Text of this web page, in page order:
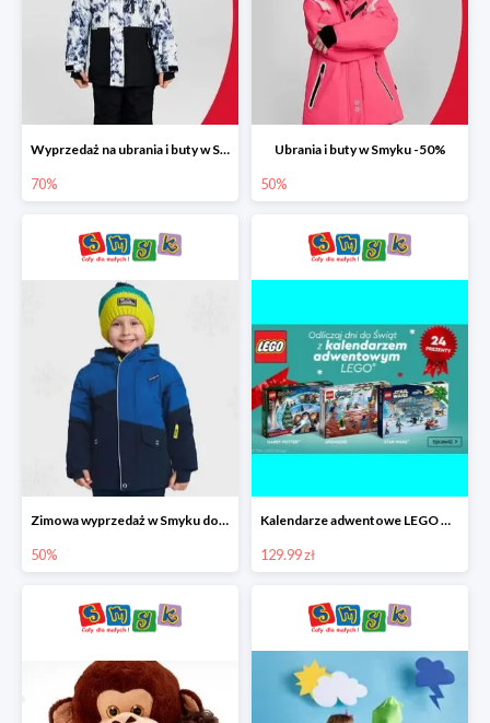
Wyprzedaż na ubrania i buty w Smyku do -70%
70%
Ubrania i buty w Smyku -50%
50%
Zimowa wyprzedaż w Smyku do -50%
50%
Kalendarze adwentowe LEGO w Smyku w super cenie
129.99 zł